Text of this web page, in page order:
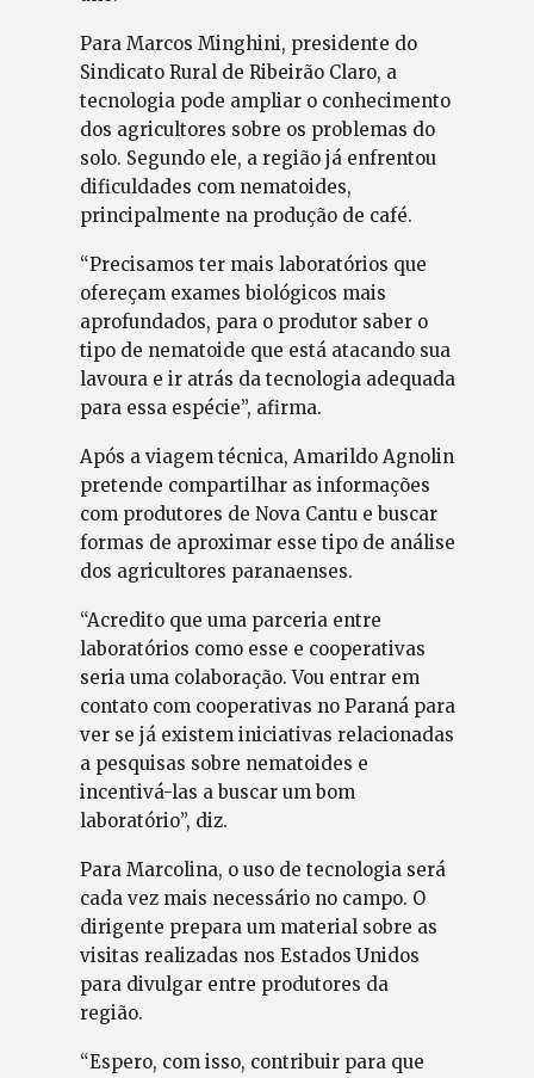
Para Marcos Minghini, presidente do
Sindicato Rural de Ribeirão Claro, a
tecnologia pode ampliar o conhecimento
dos agricultores sobre os problemas do
solo. Segundo ele, a região já enfrentou
dificuldades com nematoides,
principalmente na produção de café.
“Precisamos ter mais laboratórios que
ofereçam exames biológicos mais
aprofundados, para o produtor saber o
tipo de nematoide que está atacando sua
lavoura e ir atrás da tecnologia adequada
para essa espécie”, afirma.
Após a viagem técnica, Amarildo Agnolin
pretende compartilhar as informações
com produtores de Nova Cantu e buscar
formas de aproximar esse tipo de análise
dos agricultores paranaenses.
“Acredito que uma parceria entre
laboratórios como esse e cooperativas
seria uma colaboração. Vou entrar em
contato com cooperativas no Paraná para
ver se já existem iniciativas relacionadas
a pesquisas sobre nematoides e
incentivá-las a buscar um bom
laboratório”, diz.
Para Marcolina, o uso de tecnologia será
cada vez mais necessário no campo. O
dirigente prepara um material sobre as
visitas realizadas nos Estados Unidos
para divulgar entre produtores da
região.
“Espero, com isso, contribuir para que